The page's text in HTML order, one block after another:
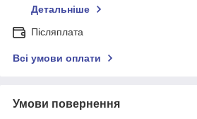
Детальніше
Післяплата
Всі умови оплати
Умови повернення